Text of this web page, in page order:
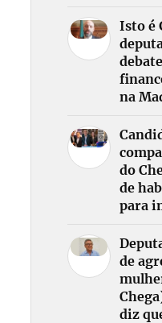
Isto é
na
do
de
para
de
diz